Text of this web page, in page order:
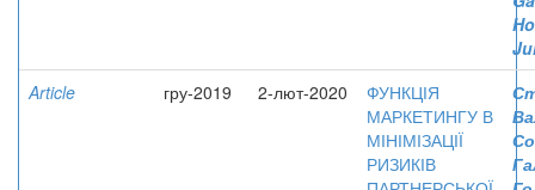
Article
гру-2019 2-лют-2020
ФУНКЦІЯ
МАРКЕТИНГУ В
МІНІМІЗАЦІЇ
РИЗИКІВ